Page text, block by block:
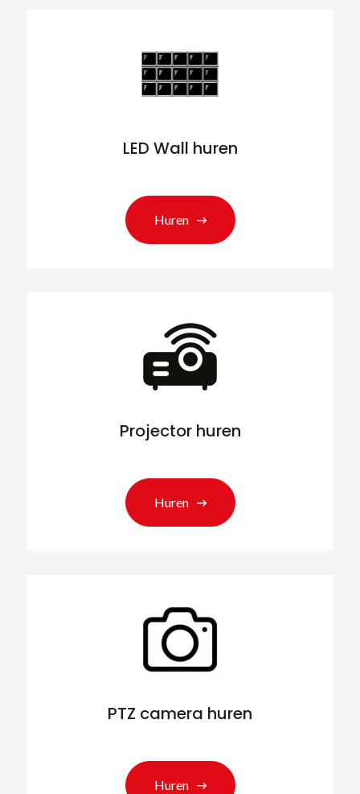
LED Wall huren
Huren
Projector huren
Huren
PTZ camera huren
Huren
Zoeken naar producten